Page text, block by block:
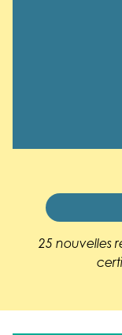
25 nouvelles